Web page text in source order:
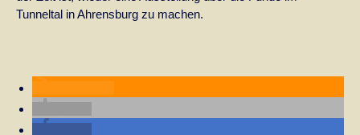
Tunneltal in Ahrensburg zu machen.